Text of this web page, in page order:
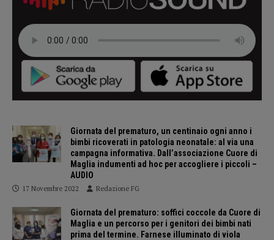
Giornata del prematuro, un centinaio ogni anno i
bimbi ricoverati in patologia neonatale: al via una
campagna informativa. Dall’associazione Cuore di
Maglia indumenti ad hoc per accogliere i piccoli –
AUDIO
17 Novembre 2022 Redazione FG
Giornata del prematuro: soffici coccole da Cuore di
Maglia e un percorso per i genitori dei bimbi nati
prima del termine. Farnese illuminato di viola